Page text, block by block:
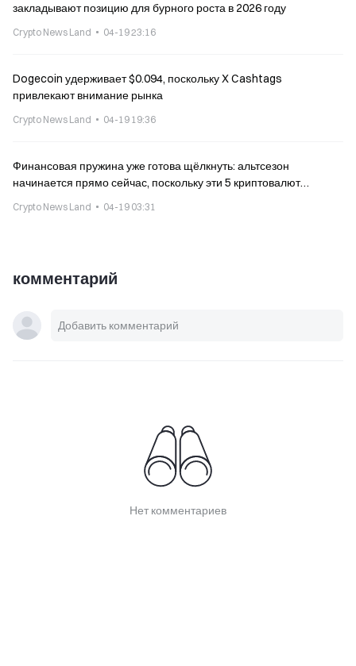
закладывают позицию для бурного роста в 2026 году
Crypto News Land 04-19 23:16
Dogecoin удерживает $0.094, поскольку X Cashtags
привлекают внимание рынка
Crypto News Land 04-19 19:36
Финансовая пружина уже готова щёлкнуть: альтсезон
начинается прямо сейчас, поскольку эти 5 криптовалют
Crypto News Land 04-19 03:31
комментарий
Нет комментариев